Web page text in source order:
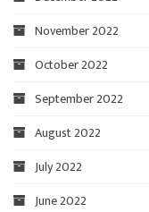
November 2022
October 2022
September 2022
August 2022
July 2022
June 2022